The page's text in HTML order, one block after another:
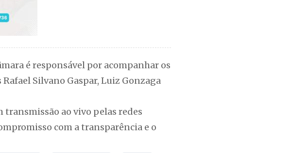
é responsável por acompanhar os
Silvano Gaspar, Luiz Gonzaga
transmissão ao vivo pelas redes
com a transparência e o